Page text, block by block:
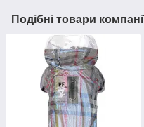
Подібні товари